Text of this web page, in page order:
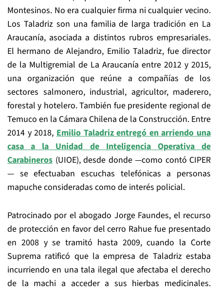
Montesinos. No era cualquier firma ni cualquier vecino.
Los Taladriz son una familia de larga tradición en La
Araucanía, asociada a distintos rubros empresariales.
El hermano de Alejandro, Emilio Taladriz, fue director
de la Multigremial de La Araucanía entre 2012 y 2015,
una organización que reúne a compañías de los
sectores salmonero, industrial, agricultor, maderero,
forestal y hotelero. También fue presidente regional de
Temuco en la Cámara Chilena de la Construcción. Entre
2014 y 2018,Emilio Taladriz entregó en arriendo una
casa a la Unidad de Inteligencia Operativa de
Carabineros (UIOE), desde donde —como contó CIPER
— se efectuaban escuchas telefónicas a personas
mapuche consideradas como de interés policial.
Patrocinado por el abogado Jorge Faundes, el recurso
de protección en favor del cerro Rahue fue presentado
en 2008 y se tramitó hasta 2009, cuando la Corte
Suprema ratificó que la empresa de Taladriz estaba
incurriendo en una tala ilegal que afectaba el derecho
de la machi a acceder a sus hierbas medicinales.